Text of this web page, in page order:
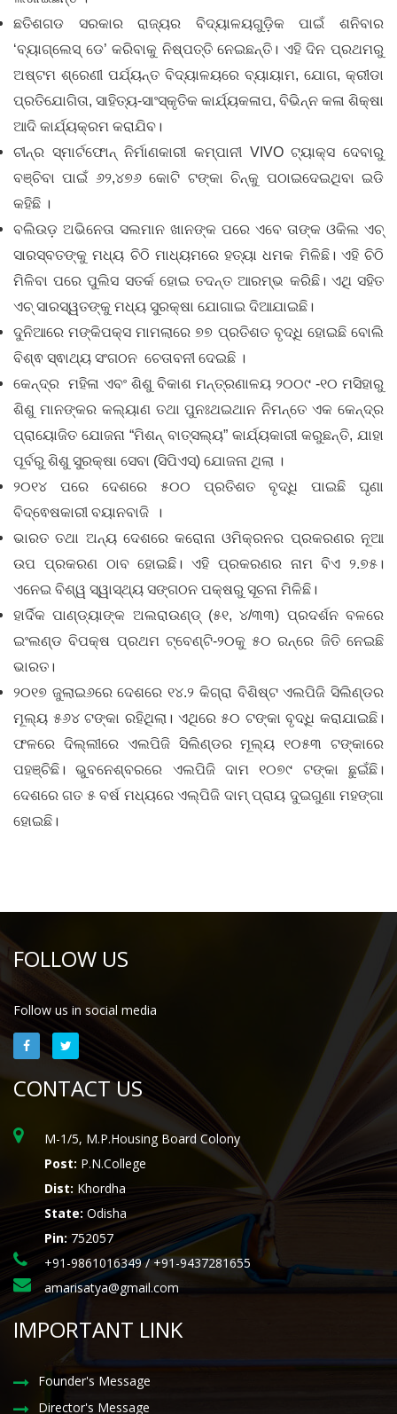
ଛତିଶଗଡ ସରକାର ରାଜ୍ୟର ବିଦ୍ୟାଳୟଗୁଡ଼ିକ ପାଇଁ ଶନିବାର
‘ବ୍ୟାଗ୍‌ଲେସ୍ ଡେ’ କରିବାକୁ ନିଷ୍ପତ୍ତି ନେଇଛନ୍ତି। ଏହି ଦିନ ପ୍ରଥମରୁ
ଅଷ୍ଟମ ଶ୍ରେଣୀ ପର୍ଯ୍ୟନ୍ତ ବିଦ୍ୟାଳୟରେ ବ୍ୟାୟାମ, ଯୋଗ, କ୍ରୀଡା
ପ୍ରତିଯୋଗିତା, ସାହିତ୍ୟ-ସାଂସ୍କୃତିକ କାର୍ଯ୍ୟକଳାପ, ବିଭିନ୍ନ କଳା ଶିକ୍ଷା
ଆଦି କାର୍ଯ୍ୟକ୍ରମ କରାଯିବ।
ଚୀନ୍‌ର ସ୍ମାର୍ଟଫୋନ୍‌ ନିର୍ମାଣକାରୀ କମ୍ପାନୀ VIVO ଟ୍ୟାକ୍ସ ଦେବାରୁ
ବଞ୍ଚିବା ପାଇଁ ୬୨,୪୭୬ କୋଟି ଟଙ୍କା ଚିନ୍‌କୁ ପଠାଇଦେଇଥିବା ଇଡି
କହିଛି ।
ବଲିଉଡ଼ ଅଭିନେତା ସଲମାନ ଖାନଙ୍କ ପରେ ଏବେ ତାଙ୍କ ଓକିଲ ଏଚ୍‌
ସାରସ୍ବତଙ୍କୁ ମଧ୍ୟ ଚିଠି ମାଧ୍ୟମରେ ହତ୍ୟା ଧମକ ମିଳିଛି। ଏହି ଚିଠି
ମିଳିବା ପରେ ପୁଲିସ ସତର୍କ ହୋଇ ତଦନ୍ତ ଆରମ୍ଭ କରିଛି। ଏଥି ସହିତ
ଏଚ୍ ସାରସ୍ୱତଙ୍କୁ ମଧ୍ୟ ସୁରକ୍ଷା ଯୋଗାଇ ଦିଆଯାଇଛି।
ଦୁନିଆରେ ମଙ୍କିପକ୍ସ ମାମଲାରେ ୭୭ ପ୍ରତିଶତ ବୃଦ୍ଧି ହୋଇଛି ବୋଲି
ବିଶ୍ଵ ସ୍ଵାଥ୍ୟ ସଂଗଠନ ଚେତାବନୀ ଦେଇଛି ।
କେନ୍ଦ୍ର ମହିଳା ଏବଂ ଶିଶୁ ବିକାଶ ମନ୍ତ୍ରଣାଳୟ ୨୦୦୯ -୧୦ ମସିହାରୁ
ଶିଶୁ ମାନଙ୍କର କଲ୍ୟାଣ ତଥା ପୁନଃଥଇଥାନ ନିମନ୍ତେ ଏକ କେନ୍ଦ୍ର
ପ୍ରାୟୋଜିତ ଯୋଜନା “ମିଶନ୍ ବାତ୍ସଲ୍ୟ” କାର୍ଯ୍ୟକାରୀ କରୁଛନ୍ତି, ଯାହା
ପୂର୍ବରୁ ଶିଶୁ ସୁରକ୍ଷା ସେବା (ସିପିଏସ୍‌) ଯୋଜନା ଥିଲା ।
୨୦୧୪ ପରେ ଦେଶରେ ୫୦୦ ପ୍ରତିଶତ ବୃଦ୍ଧି ପାଇଛି ଘୃଣା
ବିଦ୍ଵେଷକାରୀ ବୟାନବାଜି ।
ଭାରତ ତଥା ଅନ୍ୟ ଦେଶରେ କରୋନା ଓମିକ୍ରନର ପ୍ରକରଣର ନୂଆ
ଉପ ପ୍ରକରଣ ଠାବ ହୋଇଛି। ଏହି ପ୍ରକରଣର ନାମ ବିଏ ୨.୭୫।
ଏନେଇ ବିଶ୍ୱ ସ୍ୱାସ୍ଥ୍ୟ ସଙ୍ଗଠନ ପକ୍ଷରୁ ସୂଚନା ମିଳିଛି।
ହାର୍ଦିକ ପାଣ୍ଡ୍ୟାଙ୍କ ଅଲରାଉଣ୍ଡ୍ (୫୧, ୪/୩୩) ପ୍ରଦର୍ଶନ ବଳରେ
ଇଂଲଣ୍ଡ ବିପକ୍ଷ ପ୍ରଥମ ଟ୍ବେଣ୍ଟି-୨୦କୁ ୫୦ ରନ୍‌ରେ ଜିତି ନେଇଛି
ଭାରତ।
୨୦୧୭ ଜୁଲାଇ୬ରେ ଦେଶରେ ୧୪.୨ କିଗ୍ରା ବିଶିଷ୍ଟ ଏଲପିଜି ସିଲିଣ୍ଡର
ମୂଲ୍ୟ ୫୬୪ ଟଙ୍କା ରହିଥିଲା। ଏଥିରେ ୫୦ ଟଙ୍କା ବୃଦ୍ଧି କରାଯାଇଛି।
ଫଳରେ ଦିଲ୍ଲୀରେ ଏଲପିଜି ସିଲିଣ୍ଡର ମୂଲ୍ୟ ୧୦୫୩ ଟଙ୍କାରେ
ପହଞ୍ଚିଛି। ଭୁବନେଶ୍ବରରେ ଏଲପିଜି ଦାମ ୧୦୭୯ ଟଙ୍କା ଛୁଇଁଛି।
ଦେଶରେ ଗତ ୫ ବର୍ଷ ମଧ୍ୟରେ ଏଲ୍‌ପିଜି ଦାମ୍‌ ପ୍ରାୟ ଦୁଇଗୁଣା ମହଙ୍ଗା
ହୋଇଛି।
FOLLOW US
Follow us in social media
CONTACT US
M-1/5, M.P.Housing Board Colony
Post: P.N.College
Dist: Khordha
State: Odisha
Pin:752057
+91-9861016349 / +91-9437281655
amarisatya@gmail.com
IMPORTANT LINK
Founder's Message
Director's Message